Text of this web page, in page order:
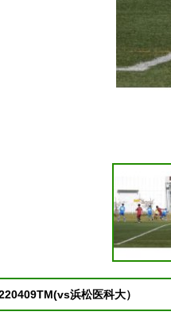
浜松医科大）